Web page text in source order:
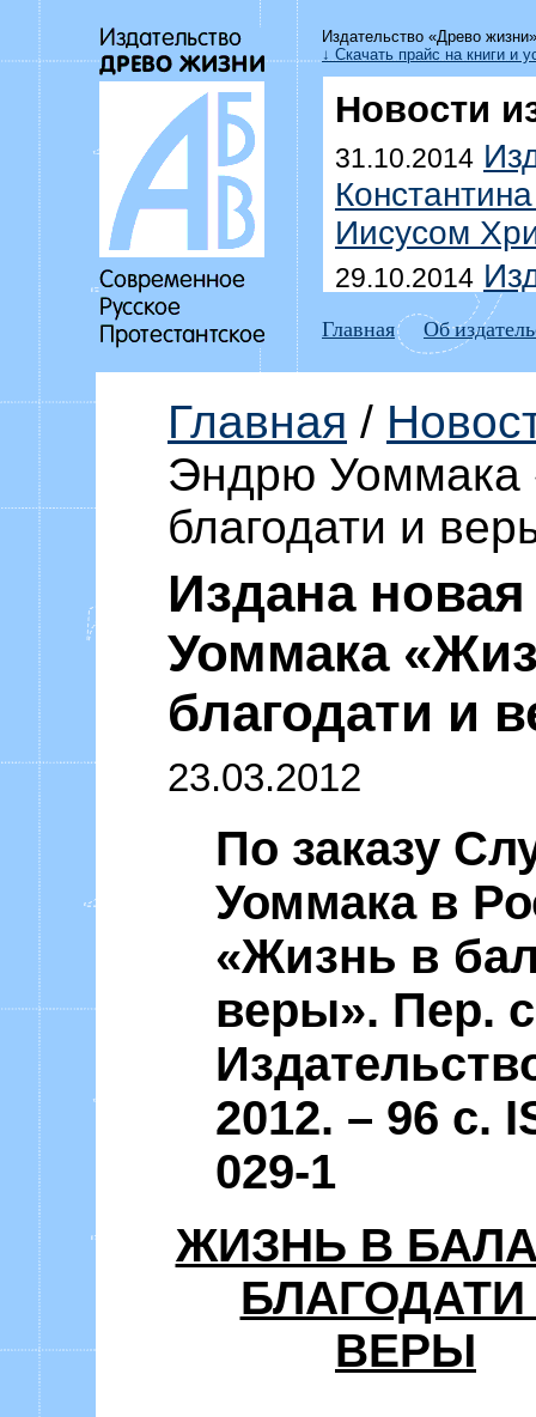
Издательство «Древо
↓ Скачать прайс на книги и
Новости
31.10.2014
Иисусом
29.10.2014
Уоммака
побеждать
18.07.2014
Дмитрия
15.07.2014
Уоммака
Главная Об
Главная /
Эндрю Уоммака
благодати и
Издана
Уоммака
благодати и
23.03.2012
По заказу
Уоммака в
«Жизнь в
веры». Пер.
2012. – 96 c.
029-1
ЖИЗНЬ В
БЛАГОДАТИ
ВЕРЫ